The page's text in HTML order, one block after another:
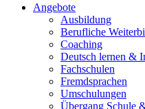
Angebote
Ausbildung
Berufliche
Coaching
Deutsch lernen &
Fachschulen
Fremdsprachen
Umschulungen
Übergang Schule